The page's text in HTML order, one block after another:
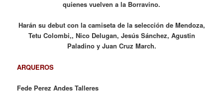
quienes vuelven a la Borravino.
Harán su debut con la camiseta de la selección de Mendoza,
Tetu Colombi,, Nico Delugan, Jesús Sánchez, Agustin
Paladino y Juan Cruz March.
ARQUEROS
Fede Perez Andes Talleres